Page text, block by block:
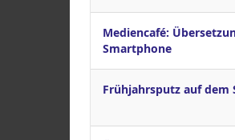
Mediencafé:
Smartphone
Frühjahrsputz auf dem